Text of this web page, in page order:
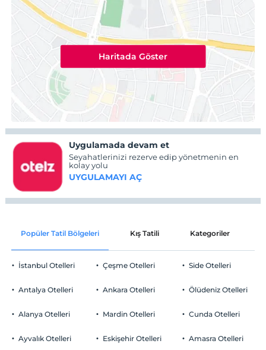
Haritada Göster
Uygulamada devam et
Seyahatlerinizi rezerve edip yönetmenin en
kolay yolu
UYGULAMAYI AÇ
Popüler Tatil Bölgeleri Kış Tatili Kategoriler
İstanbul Otelleri
Antalya Otelleri
Alanya Otelleri
Ayvalık Otelleri
Çeşme Otelleri
Ankara Otelleri
Mardin Otelleri
Eskişehir Otelleri
Side Otelleri
Ölüdeniz Otelleri
Cunda Otelleri
Amasra Otelleri